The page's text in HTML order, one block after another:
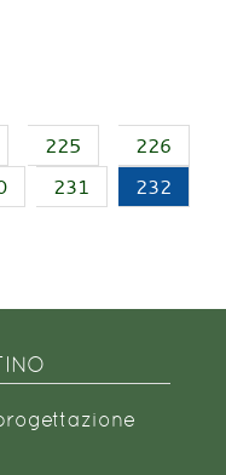
225
226
231
232